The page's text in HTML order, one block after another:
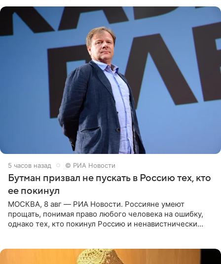
5 часов назад © РИА Новости
Бутман призвал не пускать в Россию тех, кто
ее покинул
МОСКВА, 8 авг — РИА Новости. Россияне умеют
прощать, понимая право любого человека на ошибку,
однако тех, кто покинул Россию и ненавистнически